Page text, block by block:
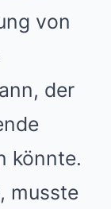
von
der
könnte.
musste